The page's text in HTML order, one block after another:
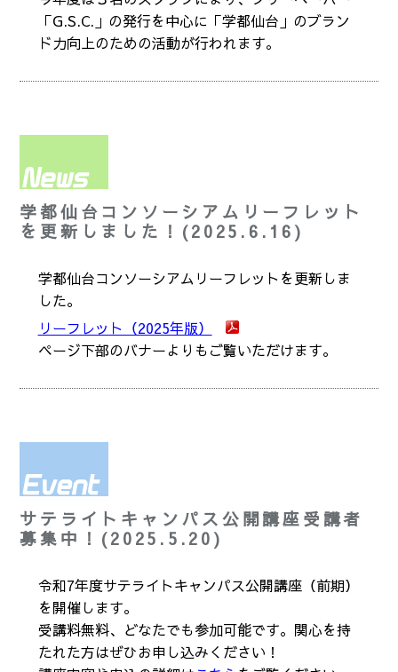
「G.S.C.」の発行を中心に「学都仙台」のブラン
ド力向上のための活動が行われます。
学都仙台コンソーシアムリーフレット
を更新しました！(2025.6.16)
学都仙台コンソーシアムリーフレットを更新しま
した。
リーフレット（2025年版）
ページ下部のバナーよりもご覧いただけます。
サテライトキャンパス公開講座受講者
募集中！(2025.5.20)
令和7年度サテライトキャンパス公開講座（前期）
を開催します。
受講料無料、どなたでも参加可能です。関心を持
たれた方はぜひお申し込みください！